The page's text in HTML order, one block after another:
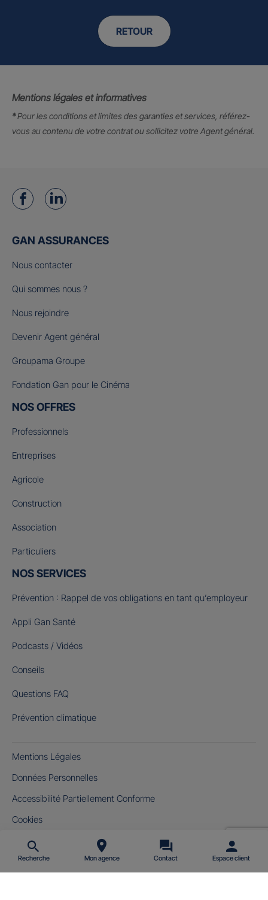
RETOUR
Mentions légales et informatives
*Pour les conditions et limites des garanties et services, référez-
vous au contenu de votre contrat ou sollicitez votre Agent général.
Recherche Mon agence Contact Espace client
GAN ASSURANCES
Nous contacter
Qui sommes nous ?
Nous rejoindre
Devenir Agent général
Groupama Groupe
Fondation Gan pour le Cinéma
NOS OFFRES
Professionnels
Entreprises
Agricole
Construction
Association
Particuliers
NOS SERVICES
Prévention : Rappel de vos obligations en tant qu’employeur
Appli Gan Santé
Podcasts / Vidéos
Conseils
Questions FAQ
Prévention climatique
Mentions Légales
Données Personnelles
Accessibilité Partiellement Conforme
Cookies
Gérer mes cookies